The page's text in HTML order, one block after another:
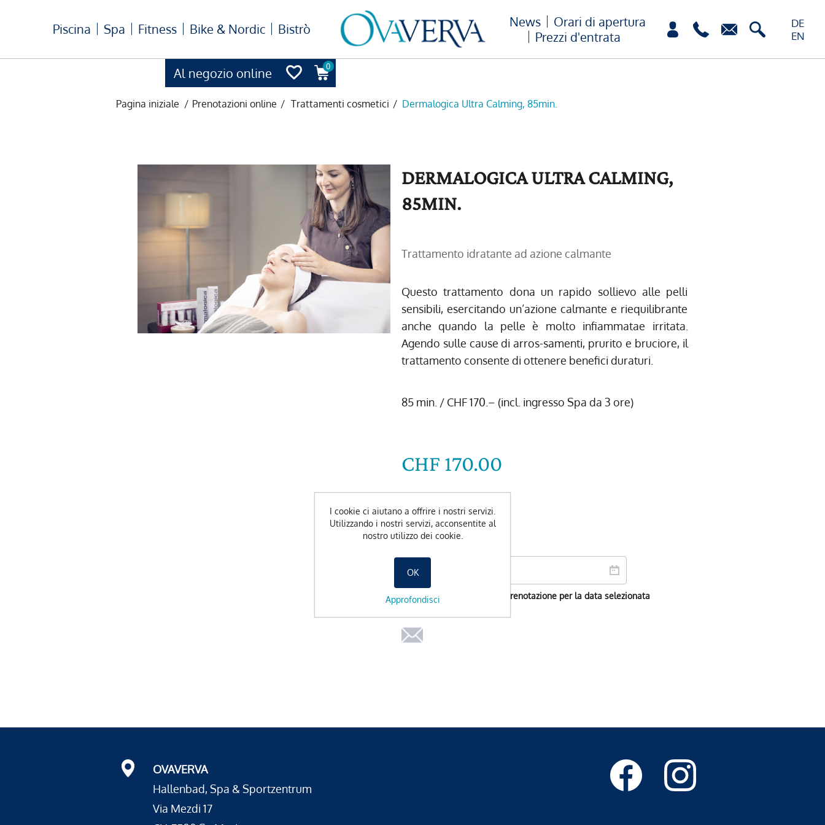
Al negozio online 0
DE
EN
Piscina Spa Fitness Bike & Nordic Bistrò News
Orari di apertura
Prezzi d'entrata
Pagina iniziale / Prenotazioni online / Trattamenti cosmetici / Dermalogica Ultra Calming, 85min.
DERMALOGICA ULTRA CALMING,
85MIN.
Trattamento idratante ad azione calmante
Questo trattamento dona un rapido sollievo alle pelli
sensibili, esercitando un’azione calmante e riequilibrante
anche quando la pelle è molto infiammatae irritata.
Agendo sulle cause di arros-samenti, prurito e bruciore, il
trattamento consente di ottenere benefici duraturi.
85 min. / CHF 170.– (incl. ingresso Spa da 3 ore)
CHF 170.00
- +
Non e possibile l'orario di prenotazione per la data selezionata
OVAVERVA
Hallenbad, Spa & Sportzentrum
Via Mezdi 17
I cookie ci aiutano a offrire i nostri servizi.
Utilizzando i nostri servizi, acconsentite al
nostro utilizzo dei cookie.
OK
Approfondisci